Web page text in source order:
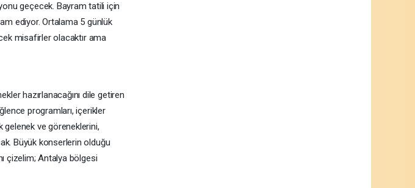
geçecek. Bayram tatili için
ediyor. Ortalama 5 günlük
misafirler olacaktır ama
hazırlanacağını dile getiren
programları, içerikler
gelenek ve göreneklerini,
Büyük konserlerin olduğu
çizelim; Antalya bölgesi